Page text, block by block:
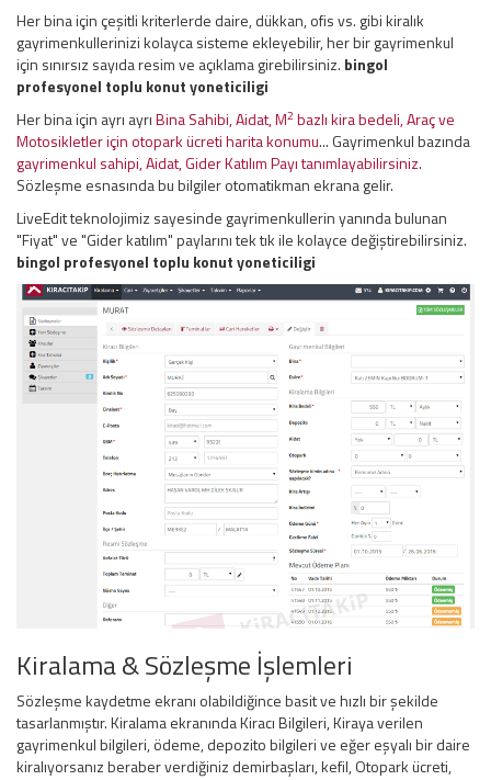
Her bina için çeşitli kriterlerde daire, dükkan, ofis vs. gibi kiralık
gayrimenkullerinizi kolayca sisteme ekleyebilir, her bir gayrimenkul
için sınırsız sayıda resim ve açıklama girebilirsiniz. bingol
profesyonel toplu konut yoneticiligi
Her bina için ayrı ayrıBina Sahibi, Aidat, M2 bazlı kira bedeli, Araç ve
Motosikletler için otopark ücreti harita konumu... Gayrimenkul bazında
gayrimenkul sahipi, Aidat, Gider Katılım Payı tanımlayabilirsiniz.
Sözleşme esnasında bu bilgiler otomatikman ekrana gelir.
LiveEdit teknolojimiz sayesinde gayrimenkullerin yanında bulunan
"Fiyat" ve "Gider katılım" paylarını tek tık ile kolayce değiştirebilirsiniz.
bingol profesyonel toplu konut yoneticiligi
Kiralama & Sözleşme İşlemleri
Sözleşme kaydetme ekranı olabildiğince basit ve hızlı bir şekilde
tasarlanmıştır. Kiralama ekranında Kiracı Bilgileri, Kiraya verilen
gayrimenkul bilgileri, ödeme, depozito bilgileri ve eğer eşyalı bir daire
kiralıyorsanız beraber verdiğiniz demirbaşları, kefil, Otopark ücreti,